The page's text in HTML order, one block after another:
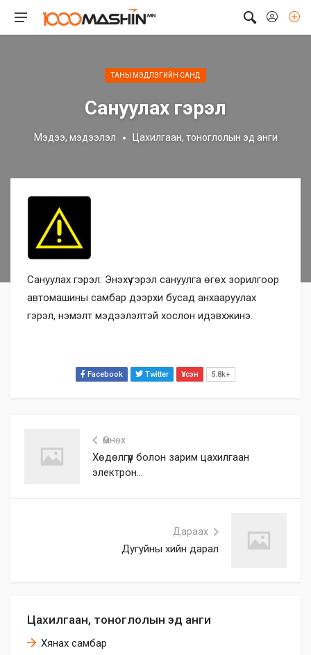
ТАНЫ МЭДЛЭГИЙН САНД
Сануулах гэрэл
Мэдээ, мэдээлэл Цахилгаан, тоноглолын эд анги
Цахилгаан, тоноглолын эд анги
Хянах самбар
Сануулах гэрэл: Энэхүү гэрэл сануулга өгөх зорилгоор
автомашины самбар дээрхи бусад анхааруулах
гэрэл, нэмэлт мэдээлэлтэй хослон идэвхжинэ.
Facebook Twitter Үзсэн 5.8k+
Өмнөх
Хөдөлгүүр болон зарим цахилгаан
электрон...
Дараах
Дугуйны хийн дарал